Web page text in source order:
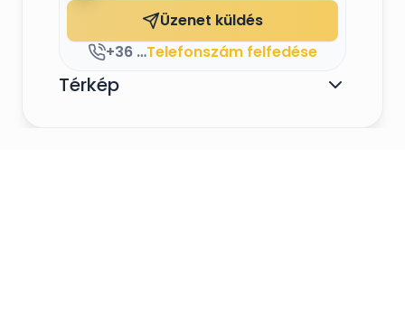
Üzenet küldés
+36 30 341 5058Telefonszám felfedése
Térkép